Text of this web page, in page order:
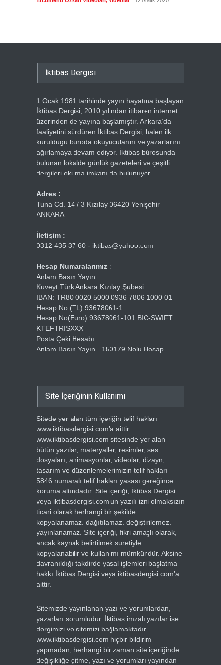
İktibas Dergisi
1 Ocak 1981 tarihinde yayın hayatına başlayan
İktibas Dergisi, 2010 yılından itibaren internet
üzerinden de yayına başlamıştır. Ankara’da
faaliyetini sürdüren İktibas Dergisi, halen ilk
kurulduğu büroda okuyucularını ve yazarlarını
ağırlamaya devam ediyor. İktibas bürosunda
bulunan lokalde günlük gazeteleri ve çeşitli
dergileri okuma imkanı da bulunuyor.
Adres :
Tuna Cd. 14 / 3 Kızılay 06420 Yenişehir
ANKARA
İletişim :
0312 435 37 60 - iktibas@yahoo.com
Hesap Numaralarımız :
Anlam Basın Yayın
Kuveyt Türk Ankara Kızılay Şubesi
IBAN: TR80 0020 5000 0936 7806 1000 01
Hesap No (TL) 93678061-1
Hesap No(Euro) 93678061-101 BIC-SWIFT:
KTEFTRISXXX
Posta Çeki Hesabı:
Anlam Basın Yayın - 150179 Nolu Hesap
Site İçeriğinin Kullanımı
Sitede yer alan tüm içeriğin telif hakları
www.iktibasdergisi.com’a aittir.
www.iktibasdergisi.com sitesinde yer alan
bütün yazılar, materyaller, resimler, ses
dosyaları, animasyonlar, videolar, dizayn,
tasarım ve düzenlemelerimizin telif hakları
5846 numaralı telif hakları yasası gereğince
koruma altındadır. Site içeriği, İktibas Dergisi
veya iktibasdergisi.com’un yazılı izni olmaksızın
ticari olarak herhangi bir şekilde
kopyalanamaz, dağıtılamaz, değiştirilemez,
yayınlanamaz. Site içeriği, fikri amaçlı olarak,
ancak kaynak belirtilmek suretiyle
kopyalanabilir ve kullanımı mümkündür. Aksine
davranıldığı takdirde yasal işlemleri başlatma
hakkı İktibas Dergisi veya iktibasdergisi.com’a
aittir.
Sitemizde yayınlanan yazı ve yorumlardan,
yazarları sorumludur. İktibas imzalı yazılar ise
dergimizi ve sitemizi bağlamaktadır.
www.iktibasdergisi.com hiçbir bildirim
yapmadan, herhangi bir zaman site içeriğinde
değişikliğe gitme, yazı ve yorumları yayından